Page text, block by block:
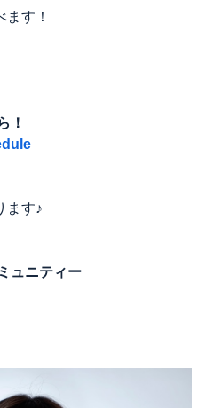
す！
！
ます♪
ュニティー